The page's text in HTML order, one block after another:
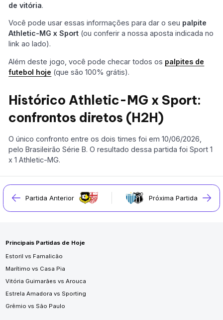
de vitória.
Você pode usar essas informações para dar o seu palpite
Athletic-MG x Sport (ou conferir a nossa aposta indicada no
link ao lado).
Além deste jogo, você pode checar todos os palpites de
futebol hoje (que são 100% grátis).
Histórico Athletic-MG x Sport:
confrontos diretos (H2H)
O único confronto entre os dois times foi em 10/06/2026,
pelo Brasileirão Série B. O resultado dessa partida foi Sport 1
x 1 Athletic-MG.
Partida Anterior Próxima Partida
Principais Partidas de Hoje
Estoril vs Famalicão
Marítimo vs Casa Pia
Vitória Guimarães vs Arouca
Estrela Amadora vs Sporting
Grêmio vs São Paulo